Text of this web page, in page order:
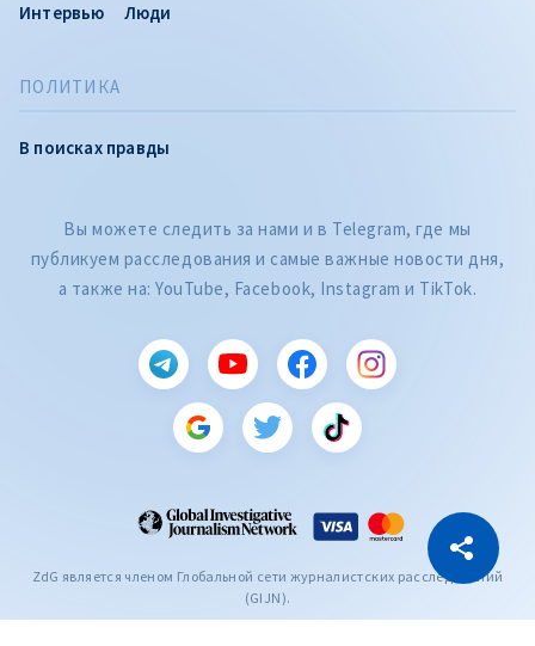
Скопировать ссылку
ПОЛИТИКА
В поисках правды
Интервью Люди
Вы можете следить за нами и в Telegram, где мы
публикуем расследования и самые важные новости дня,
а также на: YouTube, Facebook, Instagram и TikTok.
ZdG является членом Глобальной сети журналистских расследований
(GIJN).
CITEȘTE